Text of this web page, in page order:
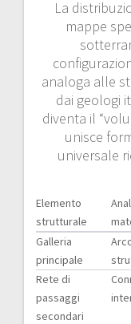
La
mappe
analoga alle
dai geologi
diventa il
unisce
universale
Elemento
strutturale
Galleria
principale
Rete di
passaggi
secondari